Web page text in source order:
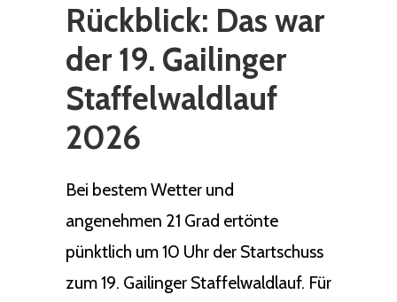
Rückblick: Das war
der 19. Gailinger
Staffelwaldlauf
2026
Bei bestem Wetter und
angenehmen 21 Grad ertönte
pünktlich um 10 Uhr der Startschuss
zum 19. Gailinger Staffelwaldlauf. Für